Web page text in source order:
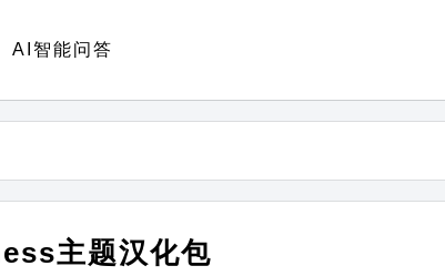
AI智能问答
主题汉化包